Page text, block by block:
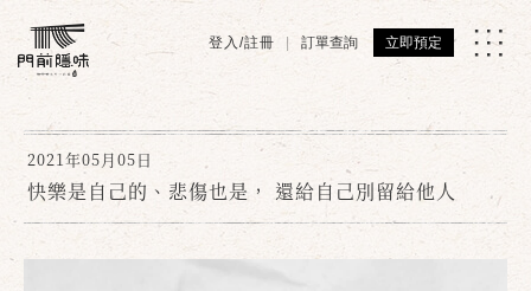
登入/註冊 訂單查詢 立即預定
2021年05月05日
快樂是自己的、悲傷也是， 還給自己別留給他人